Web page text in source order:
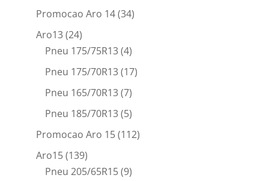
Promocao Aro 14(34)
Aro13(24)
Pneu 175/75R13(4)
Pneu 175/70R13(17)
Pneu 165/70R13(7)
Pneu 185/70R13(5)
Promocao Aro 15(112)
Aro15(139)
Pneu 205/65R15(9)